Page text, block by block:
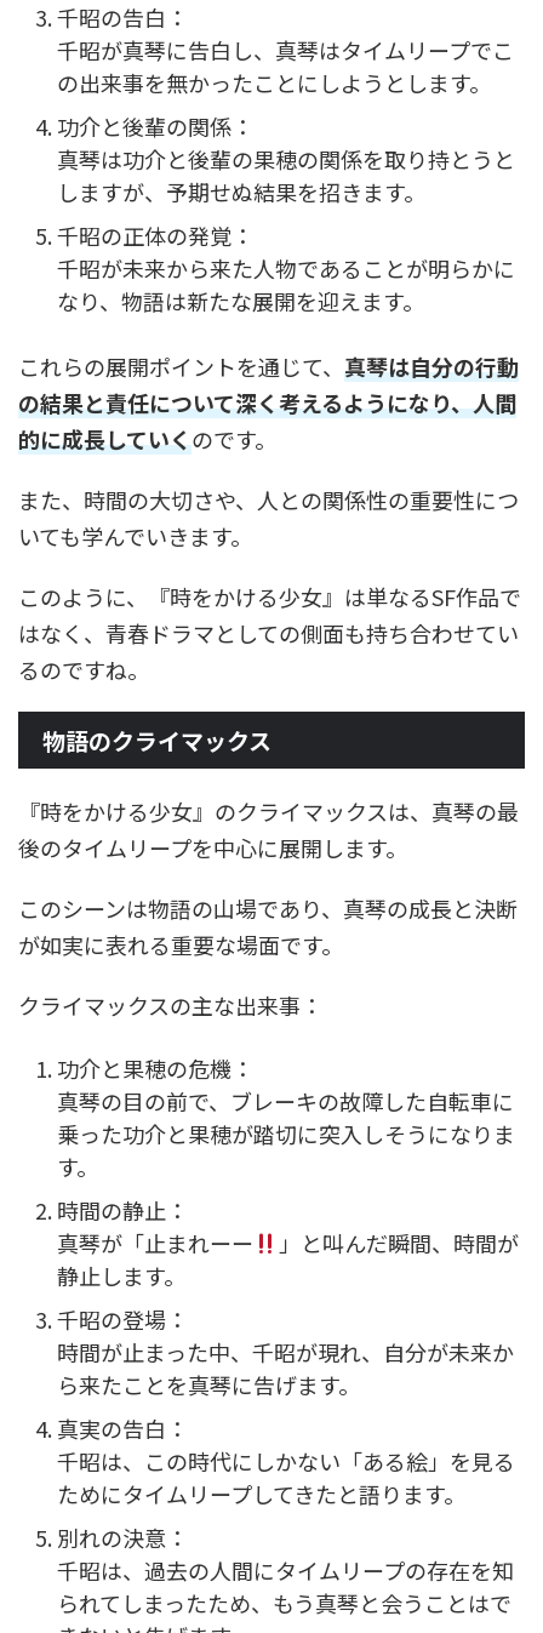
千昭の告白：
千昭が真琴に告白し、真琴はタイムリープでこ
の出来事を無かったことにしようとします。
功介と後輩の関係：
真琴は功介と後輩の果穂の関係を取り持とうと
しますが、予期せぬ結果を招きます。
千昭の正体の発覚：
千昭が未来から来た人物であることが明らかに
なり、物語は新たな展開を迎えます。
これらの展開ポイントを通じて、 真琴は自分の行動
の結果と責任について深く考えるようになり、人間
的に成長していくのです。
また、時間の大切さや、人との関係性の重要性につ
いても学んでいきます。
このように、『時をかける少女』は単なるSF作品で
はなく、青春ドラマとしての側面も持ち合わせてい
るのですね。
物語のクライマックス
『時をかける少女』のクライマックスは、真琴の最
後のタイムリープを中心に展開します。
このシーンは物語の山場であり、真琴の成長と決断
が如実に表れる重要な場面です。
クライマックスの主な出来事：
功介と果穂の危機：
真琴の目の前で、ブレーキの故障した自転車に
乗った功介と果穂が踏切に突入しそうになりま
す。
時間の静止：
真琴が「止まれーー
」と叫んだ瞬間、時間が
静止します。
千昭の登場：
時間が止まった中、千昭が現れ、自分が未来か
ら来たことを真琴に告げます。
真実の告白：
千昭は、この時代にしかない「ある絵」を見る
ためにタイムリープしてきたと語ります。
別れの決意：
千昭は、過去の人間にタイムリープの存在を知
られてしまったため、もう真琴と会うことはで